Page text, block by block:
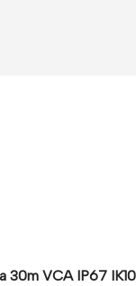
30m VCA IP67